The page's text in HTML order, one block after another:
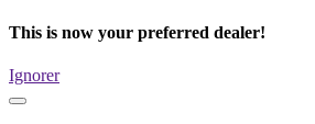
This is now your preferred dealer!
Ignorer